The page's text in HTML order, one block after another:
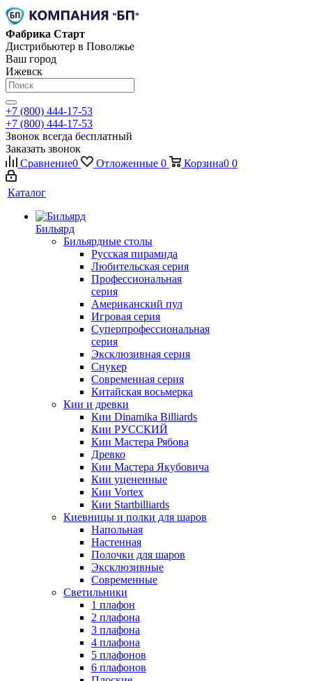
Фабрика Старт
Дистрибьютер в Поволжье
Ваш город
Ижевск
+7 (800) 444-17-53
+7 (800) 444-17-53
Звонок всегда бесплатный
Заказать звонок
Сравнение0 Отложенные 0 Корзина0 0
Каталог
Бильярд
Бильярдные столы
Русская пирамида
Любительская серия
Профессиональная
серия
Американский пул
Игровая серия
Суперпрофессиональная
серия
Эксклюзивная серия
Снукер
Современная серия
Китайская восьмерка
Кии и древки
Кии Dinamika Billiards
Кии РУССКИЙ
Кии Мастера Рябова
Древко
Кии Мастера Якубовича
Кии уцененные
Кии Vortex
Кии Startbilliards
Киевницы и полки для шаров
Напольная
Настенная
Полочки для шаров
Эксклюзивные
Современные
Светильники
1 плафон
2 плафона
3 плафона
4 плафона
5 плафонов
6 плафонов